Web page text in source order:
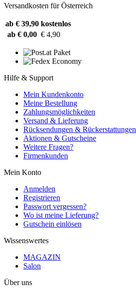
Versandkosten für Österreich
ab € 39,90 kostenlos
ab € 0,00 € 4,90
Hilfe & Support
Mein Kundenkonto
Meine Bestellung
Zahlungsmöglichkeiten
Versand & Lieferung
Rücksendungen & Rückerstattungen
Aktionen & Gutscheine
Weitere Fragen?
Firmenkunden
Mein Konto
Anmelden
Registrieren
Passwort vergessen?
Wo ist meine Lieferung?
Gutschein einlösen
Wissenswertes
MAGAZIN
Salon
Über uns